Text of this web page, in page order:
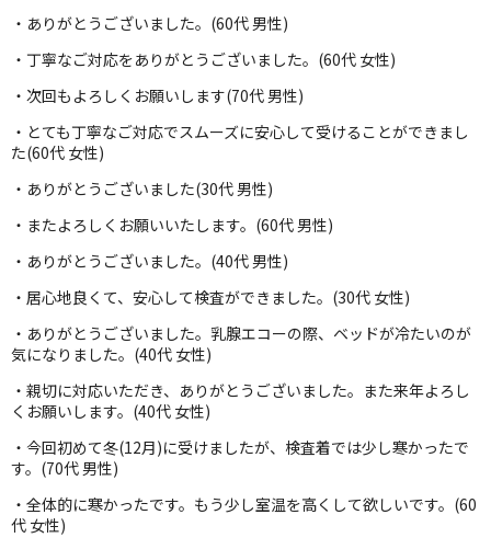
・ありがとうございました。(60代 男性)
・丁寧なご対応をありがとうございました。(60代 女性)
・次回もよろしくお願いします(70代 男性)
・とても丁寧なご対応でスムーズに安心して受けることができまし
た(60代 女性)
・ありがとうございました(30代 男性)
・またよろしくお願いいたします。(60代 男性)
・ありがとうございました。(40代 男性)
・居心地良くて、安心して検査ができました。(30代 女性)
・ありがとうございました。乳腺エコーの際、ベッドが冷たいのが
気になりました。(40代 女性)
・親切に対応いただき、ありがとうございました。また来年よろし
くお願いします。(40代 女性)
・今回初めて冬(12月)に受けましたが、検査着では少し寒かったで
す。(70代 男性)
・全体的に寒かったです。もう少し室温を高くして欲しいです。(60
代 女性)